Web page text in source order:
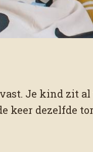
Bewegen
zonder dat je het
Je kind zit
keer dezelfde